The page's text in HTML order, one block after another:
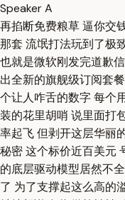
Speaker A
再掐断免费粮草 逼你交
那套 流氓打法玩到了极
也就是微软刚发完道歉
出全新的旗舰级订阅套
个让人咋舌的数字 每个
装的花里胡哨 说里面打
率起飞 但剥开这层华丽
秘密 这个标价近百美元
的底层驱动模型居然不
了 为了支撑起这么高的